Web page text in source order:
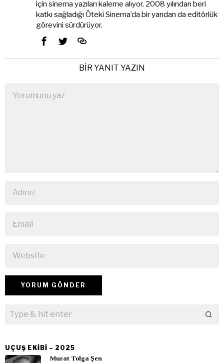
için sinema yazıları kaleme alıyor. 2008 yılından beri
katkı sağladığı Öteki Sinema’da bir yandan da editörlük
görevini sürdürüyor.
BIR YANIT YAZIN
UÇUŞ EKIBI – 2025
Murat Tolga Şen